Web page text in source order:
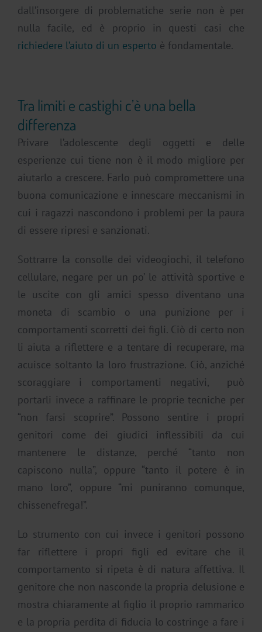
dall’insorgere di problematiche serie non è per
nulla facile, ed è proprio in questi casi che
richiedere l’aiuto di un esperto è fondamentale.
Tra limiti e castighi c’è una bella
differenza
Privare l’adolescente degli oggetti e delle
esperienze cui tiene non è il modo migliore per
aiutarlo a crescere. Farlo può compromettere una
buona comunicazione e innescare meccanismi in
cui i ragazzi nascondono i problemi per la paura
di essere ripresi e sanzionati.
Sottrarre la consolle dei videogiochi, il telefono
cellulare, negare per un po’ le attività sportive e
le uscite con gli amici spesso diventano una
moneta di scambio o una punizione per i
comportamenti scorretti dei figli. Ciò di certo non
li aiuta a riflettere e a tentare di recuperare, ma
acuisce soltanto la loro frustrazione. Ciò, anziché
scoraggiare i comportamenti negativi, può
portarli invece a raffinare le proprie tecniche per
“non farsi scoprire”. Possono sentire i propri
genitori come dei giudici inflessibili da cui
mantenere le distanze, perché “tanto non
capiscono nulla”, oppure “tanto il potere è in
mano loro”, oppure “mi puniranno comunque,
chissenefrega!”.
Lo strumento con cui invece i genitori possono
far riflettere i propri figli ed evitare che il
comportamento si ripeta è di natura affettiva. Il
genitore che non nasconde la propria delusione e
mostra chiaramente al figlio il proprio rammarico
e la propria perdita di fiducia lo costringe a fare i